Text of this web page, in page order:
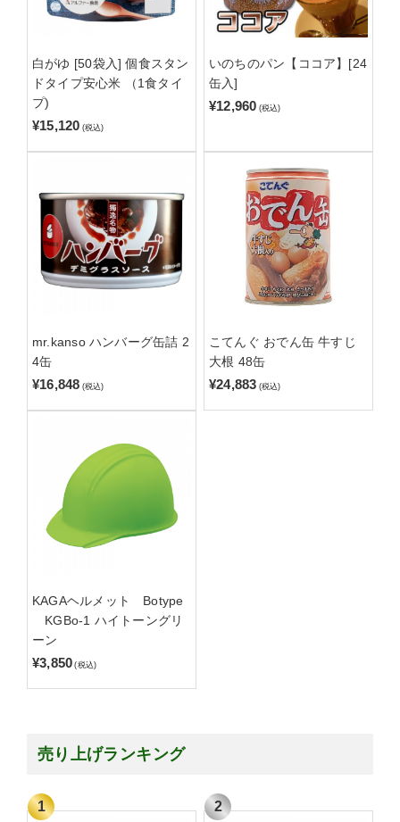
白がゆ [50袋入] 個食スタン
ドタイプ安心米 （1食タイ
プ)
¥15,120 (税込)
いのちのパン【ココア】[24
缶入]
¥12,960 (税込)
mr.kanso ハンバーグ缶詰 2
4缶
¥16,848 (税込)
こてんぐ おでん缶 牛すじ
大根 48缶
¥24,883 (税込)
KAGAヘルメット Botype
KGBo-1 ハイトーングリ
ーン
¥3,850 (税込)
売り上げランキング